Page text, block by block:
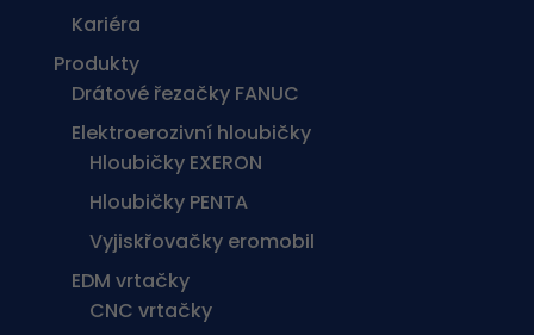
Kariéra
Produkty
Drátové řezačky FANUC
Elektroerozivní hloubičky
Hloubičky EXERON
Hloubičky PENTA
Vyjiskřovačky eromobil
EDM vrtačky
CNC vrtačky